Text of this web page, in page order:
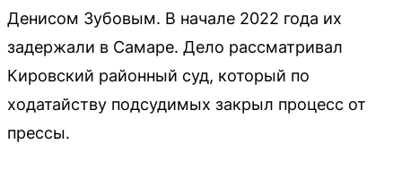
Денисом Зубовым. В начале 2022 года их
задержали в Самаре. Дело рассматривал
Кировский районный суд, который по
ходатайству подсудимых закрыл процесс от
прессы.